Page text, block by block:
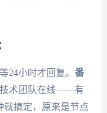
24小时才回复。 番
技术团队在线——有
就搞定，原来是节点